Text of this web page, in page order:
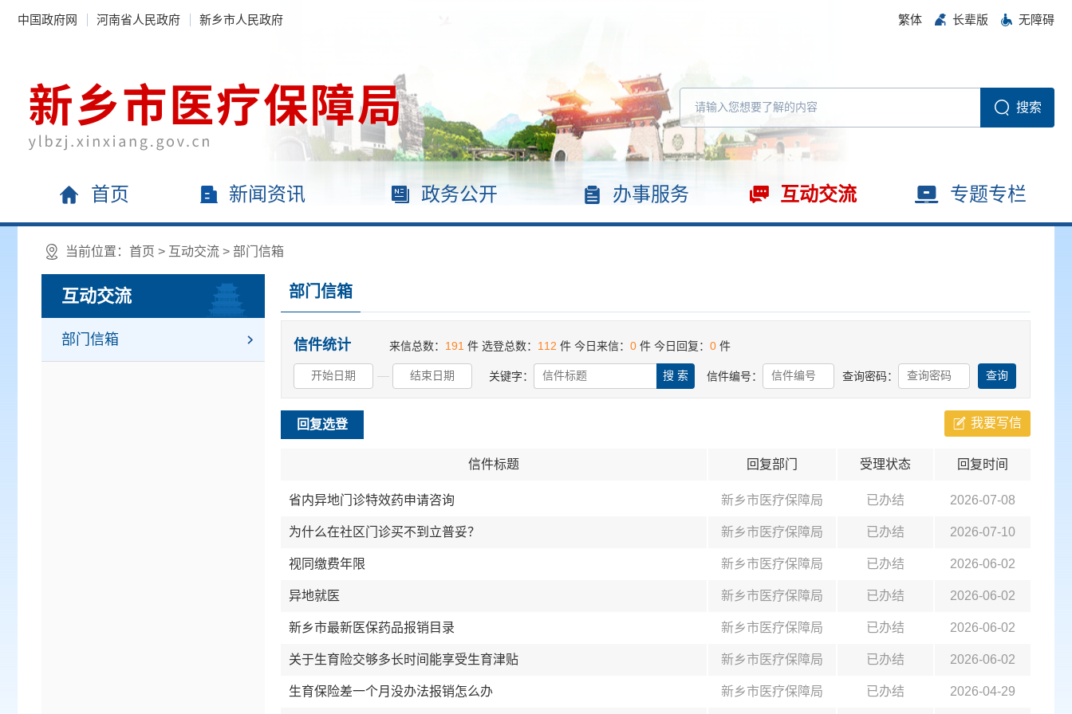
中国政府网 河南省人民政府 新乡市人民政府 繁体 长辈版 无障碍
首页 新闻资讯 政务公开 办事服务 互动交流 专题专栏
当前位置： 首页 > 互动交流 > 部门信箱
互动交流
部门信箱
部门信箱
信件统计 来信总数： 191 件 选登总数： 112 件 今日来信： 0 件 今日回复： 0 件
关键字： 信件编号： 查询密码：
回复选登 我要写信
信件标题 回复部门 受理状态 回复时间
省内异地门诊特效药申请咨询 新乡市医疗保障局 已办结 2026-07-08
为什么在社区门诊买不到立普妥？ 新乡市医疗保障局 已办结 2026-07-10
视同缴费年限 新乡市医疗保障局 已办结 2026-06-02
异地就医 新乡市医疗保障局 已办结 2026-06-02
新乡市最新医保药品报销目录 新乡市医疗保障局 已办结 2026-06-02
关于生育险交够多长时间能享受生育津贴 新乡市医疗保障局 已办结 2026-06-02
生育保险差一个月没办法报销怎么办 新乡市医疗保障局 已办结 2026-04-29